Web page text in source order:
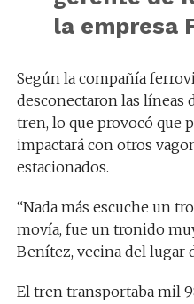
la empresa
Según la compañía
desconectaron las líneas
tren, lo que provocó que
impactará con otros
estacionados.
“Nada más escuche un
movía, fue un tronido
Benítez, vecina del lugar
El tren transportaba mil